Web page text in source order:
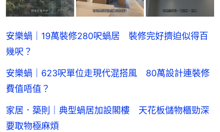
安樂蝸｜19萬裝修280呎蝸居 裝修完好擠迫似得百
幾呎？
安樂蝸｜623呎單位走現代混搭風 80萬設計連裝修
費值唔值？
家居．築則｜典型蝸居加設閣樓 天花板儲物櫃勁深
要取物極麻煩